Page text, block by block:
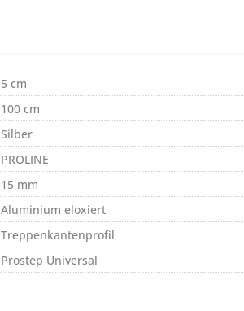
5 cm
100 cm
Silber
PROLINE
15 mm
Aluminium eloxiert
Treppenkantenprofil
Prostep Universal